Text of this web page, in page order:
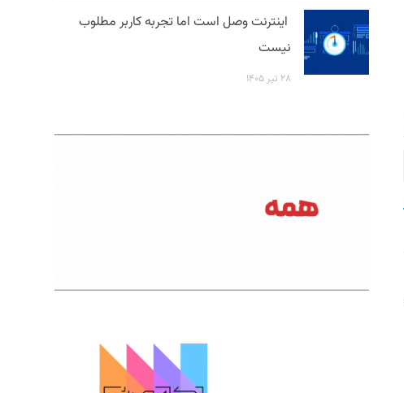
اینترنت وصل است اما تجربه کاربر مطلوب
نیست
۲۸ تیر ۱۴۰۵